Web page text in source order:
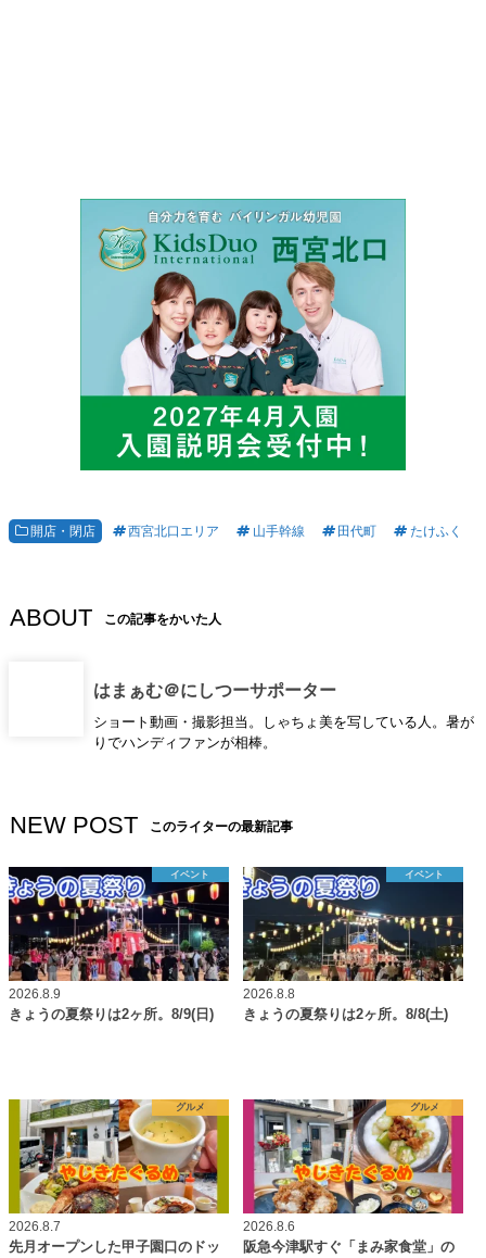
開店・閉店 西宮北口エリア 山手幹線 田代町 たけふく
ABOUT この記事をかいた人
はまぁむ＠にしつーサポーター
ショート動画・撮影担当。しゃちょ美を写している人。暑が
りでハンディファンが相棒。
NEW POST このライターの最新記事
イベント
2026.8.9
きょうの夏祭りは2ヶ所。8/9(日)
イベント
2026.8.8
きょうの夏祭りは2ヶ所。8/8(土)
グルメ
2026.8.7
先月オープンした甲子園口のドッ
グルメ
2026.8.6
阪急今津駅すぐ「まみ家食堂」の